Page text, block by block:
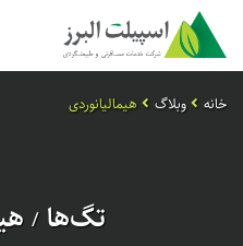
خانه وبلاگ هیمالیانوردی
تگ‌ها/